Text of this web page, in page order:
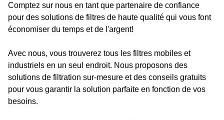
Comptez sur nous en tant que partenaire de confiance
pour des solutions de filtres de haute qualité qui vous font
économiser du temps et de l'argent!
Avec nous, vous trouverez tous les filtres mobiles et
industriels en un seul endroit. Nous proposons des
solutions de filtration sur-mesure et des conseils gratuits
pour vous garantir la solution parfaite en fonction de vos
besoins.